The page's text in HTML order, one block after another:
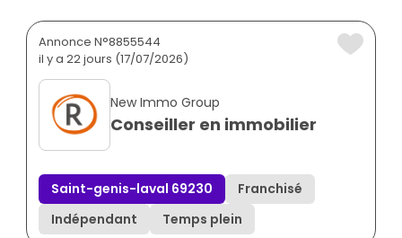
Annonce N°8855544
il y a 22 jours (17/07/2026)
New Immo Group
Conseiller en immobilier
Saint-genis-laval 69230
Franchisé
Indépendant
Temps plein